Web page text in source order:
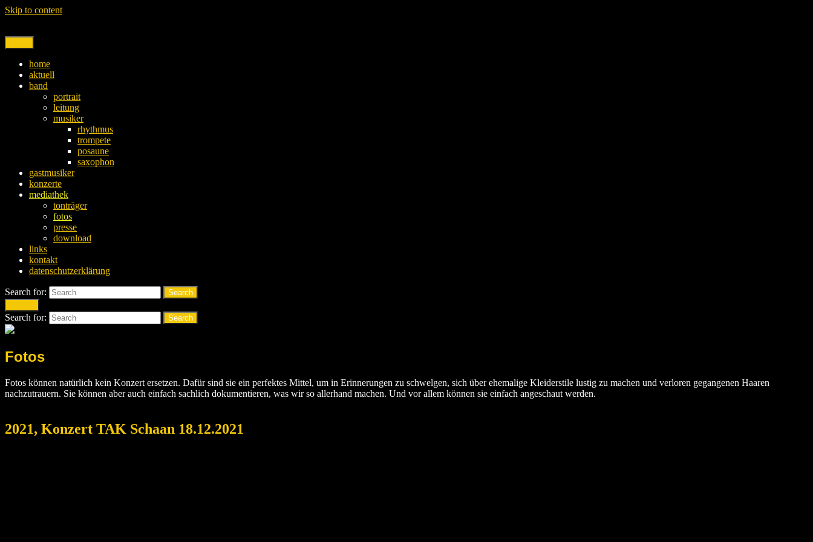
Skip to content
home
aktuell
band
portrait
leitung
musiker
rhythmus
trompete
posaune
saxophon
gastmusiker
konzerte
mediathek
tonträger
fotos
presse
download
links
kontakt
datenschutzerklärung
Search for:
Search
Search for: Search
Fotos
Fotos können natürlich kein Konzert ersetzen. Dafür sind sie ein perfektes Mittel, um in Erinnerungen zu schwelgen, sich über ehemalige Kleiderstile lustig zu machen und verloren gegangenen Haaren
nachzutrauern. Sie können aber auch einfach sachlich dokumentieren, was wir so allerhand machen. Und vor allem können sie einfach angeschaut werden.
2021, Konzert TAK Schaan 18.12.2021